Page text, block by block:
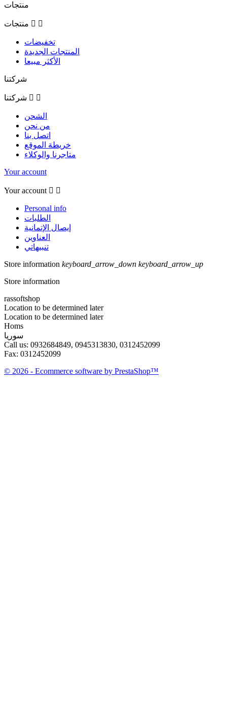
منتجات
منتجات  
تخفيضات
المنتجات الجديدة
الأكثر مبيعا
شركتنا
شركتنا  
الشحن
من نحن
اتصل بنا
خريطة الموقع
متاجرنا والوكلاء
Your account
Your account  
Personal info
الطلبات
إيصال الإتمانية
العناوين
تنبيهاتي
Store information keyboard_arrow_down keyboard_arrow_up
Store information
rassoftshop
Location to be determined later
Location to be determined later
Homs
سوريا
Call us: 0932684849, 0945313830, 0312452099
Fax: 0312452099
© 2026 - Ecommerce software by PrestaShop™